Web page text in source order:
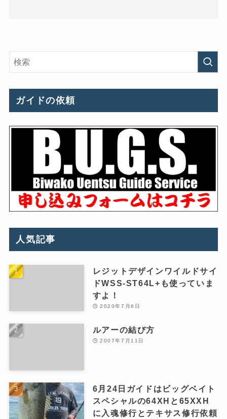
ガイドの依頼
人気記事
レジットデザインワイルドサイ
ドWSS-ST64L+も使っていま
すよ！
2020年7月6日
ルアーの結び方
2007年7月11日
6月24日ガイドはビッグベイト
スペシャルの64XHと65XXH
に入魂修行とテキサス修行依頼